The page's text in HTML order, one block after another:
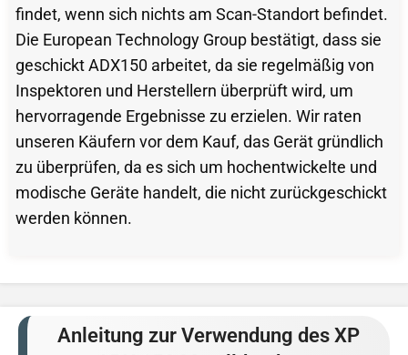
findet, wenn sich nichts am Scan-Standort befindet.
Die European Technology Group bestätigt, dass sie
geschickt ADX150 arbeitet, da sie regelmäßig von
Inspektoren und Herstellern überprüft wird, um
hervorragende Ergebnisse zu erzielen. Wir raten
unseren Käufern vor dem Kauf, das Gerät gründlich
zu überprüfen, da es sich um hochentwickelte und
modische Geräte handelt, die nicht zurückgeschickt
werden können.
Anleitung zur Verwendung des XP